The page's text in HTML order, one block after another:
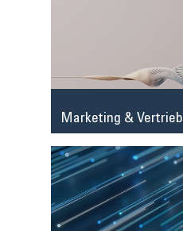
Marketing & Vertrieb